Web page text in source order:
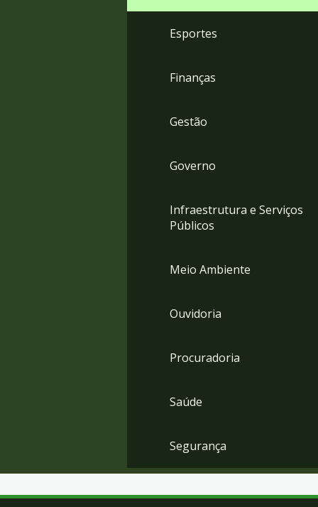
Esportes
Finanças
Gestão
Governo
Infraestrutura e Serviços
Públicos
Meio Ambiente
Ouvidoria
Procuradoria
Saúde
Segurança